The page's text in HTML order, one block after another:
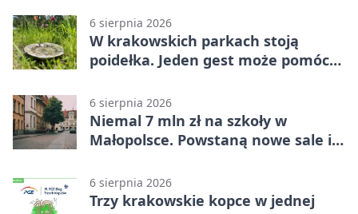
6 sierpnia 2026
W krakowskich parkach stoją
poidełka. Jeden gest może pomóc
6 sierpnia 2026
Niemal 7 mln zł na szkoły w
Małopolsce. Powstaną nowe sale i
6 sierpnia 2026
Trzy krakowskie kopce w jednej